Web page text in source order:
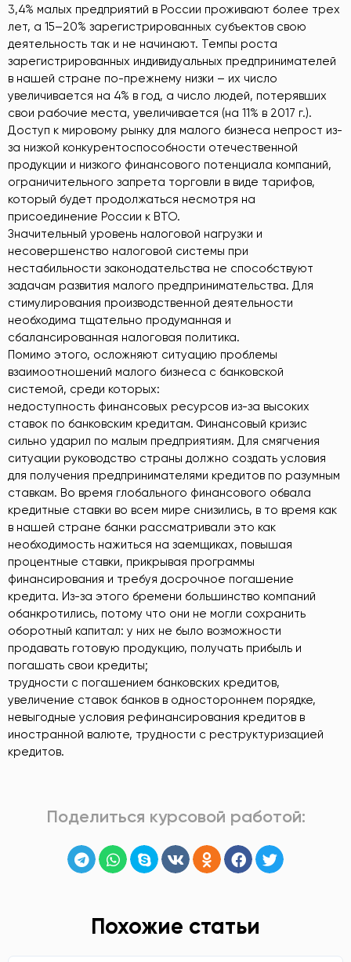
3,4% малых предприятий в России проживают более трех
лет, а 15–20% зарегистрированных субъектов свою
деятельность так и не начинают. Темпы роста
зарегистрированных индивидуальных предпринимателей
в нашей стране по-прежнему низки – их число
увеличивается на 4% в год, а число людей, потерявших
свои рабочие места, увеличивается (на 11% в 2017 г.).
Доступ к мировому рынку для малого бизнеса непрост из-
за низкой конкурентоспособности отечественной
продукции и низкого финансового потенциала компаний,
ограничительного запрета торговли в виде тарифов,
который будет продолжаться несмотря на
присоединение России к ВТО.
Значительный уровень налоговой нагрузки и
несовершенство налоговой системы при
нестабильности законодательства не способствуют
задачам развития малого предпринимательства. Для
стимулирования производственной деятельности
необходима тщательно продуманная и
сбалансированная налоговая политика.
Помимо этого, осложняют ситуацию проблемы
взаимоотношений малого бизнеса с банковской
системой, среди которых:
недоступность финансовых ресурсов из-за высоких
ставок по банковским кредитам. Финансовый кризис
сильно ударил по малым предприятиям. Для смягчения
ситуации руководство страны должно создать условия
для получения предпринимателями кредитов по разумным
ставкам. Во время глобального финансового обвала
кредитные ставки во всем мире снизились, в то время как
в нашей стране банки рассматривали это как
необходимость нажиться на заемщиках, повышая
процентные ставки, прикрывая программы
финансирования и требуя досрочное погашение
кредита. Из-за этого бремени большинство компаний
обанкротились, потому что они не могли сохранить
оборотный капитал: у них не было возможности
продавать готовую продукцию, получать прибыль и
погашать свои кредиты;
трудности с погашением банковских кредитов,
увеличение ставок банков в одностороннем порядке,
невыгодные условия рефинансирования кредитов в
иностранной валюте, трудности с реструктуризацией
кредитов.
Поделиться курсовой работой:
Похожие статьи